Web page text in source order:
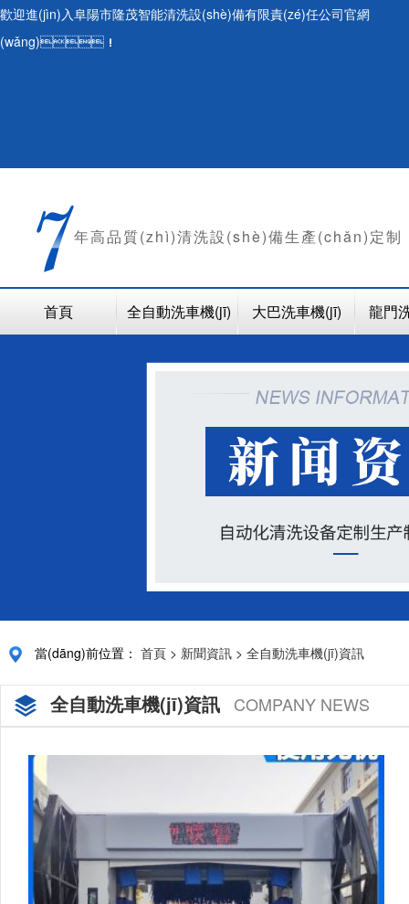
歡迎進(jìn)入阜陽市隆茂智能清洗設(shè)備有限責(zé)任公司官網
(wǎng)！
年高品質(zhì)清洗設(shè)備生產(chǎn)定制
首頁 全自動洗車機(jī) 大巴洗車機(jī) 龍門
當(dāng)前位置： 首頁 > 新聞資訊 > 全自動洗車機(jī)資訊
全自動洗車機(jī)資訊 COMPANY NEWS